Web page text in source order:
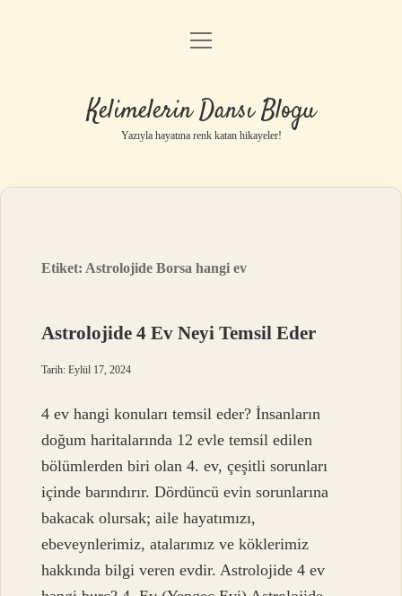
Anasayfa
Yasal Uyarı
menüyü
Kelimelerin Dansı Blogu
Yazıyla hayatına renk katan hikayeler!
Etiket: Astrolojide Borsa hangi ev
Astrolojide 4 Ev Neyi Temsil Eder
Tarih: Eylül 17, 2024
4 ev hangi konuları temsil eder? İnsanların
doğum haritalarında 12 evle temsil edilen
bölümlerden biri olan 4. ev, çeşitli sorunları
içinde barındırır. Dördüncü evin sorunlarına
bakacak olursak; aile hayatımızı,
ebeveynlerimiz, atalarımız ve köklerimiz
hakkında bilgi veren evdir. Astrolojide 4 ev